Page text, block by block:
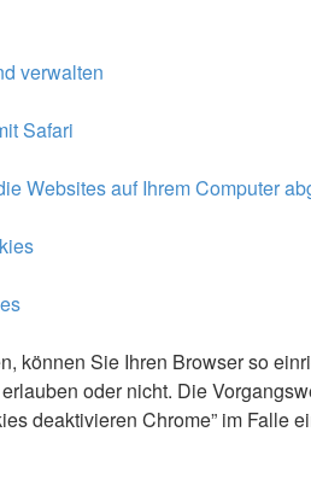
verwalten
Safari
Websites auf Ihrem Computer
können Sie Ihren Browser so
oder nicht. Die
deaktivieren Chrome” im Falle